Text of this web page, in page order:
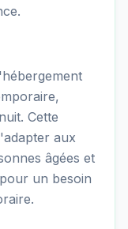
Cette
aux
âgées et
un besoin